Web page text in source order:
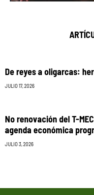
De reyes a oligarcas:
JULIO 17, 2026
No renovación del T-
agenda económica
JULIO 3, 2026